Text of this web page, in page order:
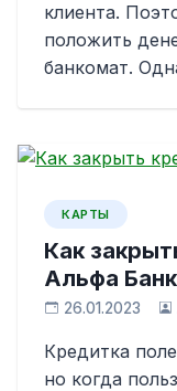
клиента.
положить
банкомат.
КАРТЫ
Как
Альфа
26.01.2023
Кредитка
но когда